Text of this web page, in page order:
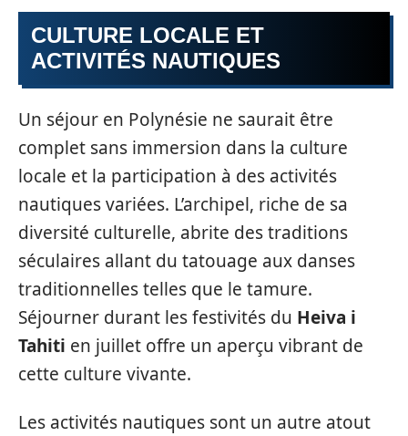
CULTURE LOCALE ET
ACTIVITÉS NAUTIQUES
Un séjour en Polynésie ne saurait être
complet sans immersion dans la culture
locale et la participation à des activités
nautiques variées. L’archipel, riche de sa
diversité culturelle, abrite des traditions
séculaires allant du tatouage aux danses
traditionnelles telles que le tamure.
Séjourner durant les festivités du Heiva i
Tahiti en juillet offre un aperçu vibrant de
cette culture vivante.
Les activités nautiques sont un autre atout